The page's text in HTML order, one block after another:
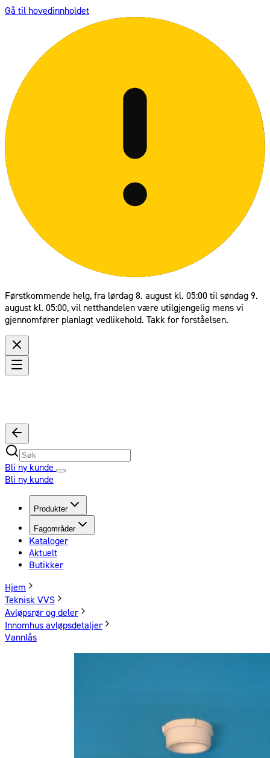
Gå til hovedinnholdet
Førstkommende helg, fra lørdag 8. august kl. 05:00 til søndag 9.
august kl. 05:00, vil netthandelen være utilgjengelig mens vi
gjennomfører planlagt vedlikehold. Takk for forståelsen.
Bli ny kunde
Bli ny kunde
Produkter
Fagområder
Kataloger
Aktuelt
Butikker
Hjem
Teknisk VVS
Avløpsrør og deler
Innomhus avløpsdetaljer
Vannlås